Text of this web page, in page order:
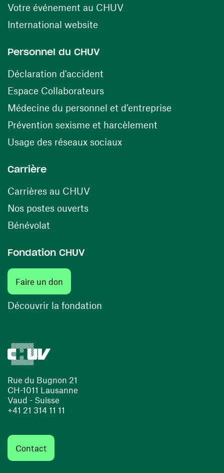
Rue du Bugnon 21
CH-1011 Lausanne
Vaud - Suisse
+41 21 314 11 11
Contact
Votre événement au CHUV(opens in a new
International website
Personnel du CHUV
Déclaration d'accident
Espace Collaborateurs(opens in a new window)
Médecine du personnel et d’entreprise
Prévention sexisme et harcèlement
Usage des réseaux sociaux(opens in a new
Carrière
Carrières au CHUV(opens in a new window)
Nos postes ouverts(opens in a new window)
Bénévolat
Fondation CHUV
Faire un don
Découvrir la fondation